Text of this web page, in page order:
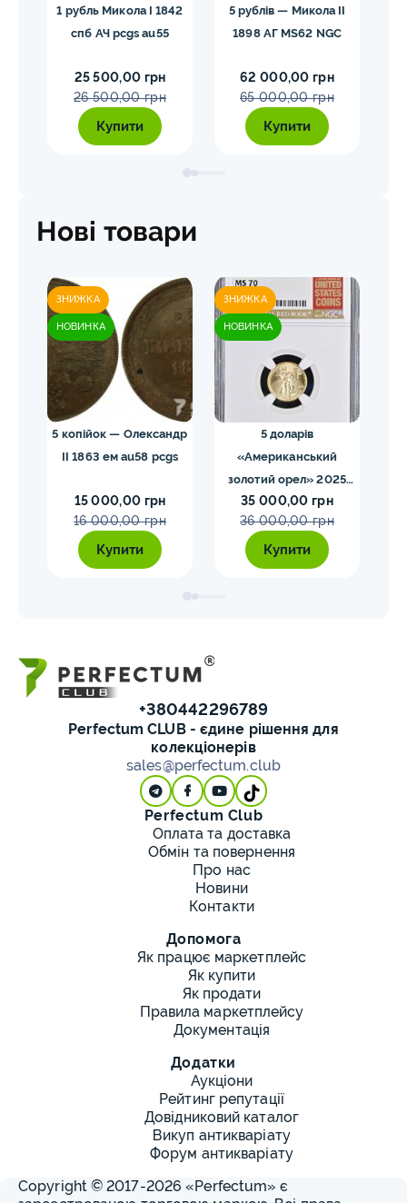
1 рубль Микола I 1842
спб АЧ pcgs au55
25 500,00 грн
26 500,00 грн
Купити
5 рублів — Микола II
1898 АГ MS62 NGC
62 000,00 грн
65 000,00 грн
Купити
Нові товари
ЗНИЖКА
НОВИНКА
5 копійок — Олександр
II 1863 ем au58 pcgs
15 000,00 грн
16 000,00 грн
Купити
ЗНИЖКА
НОВИНКА
5 доларів
«Американський
золотий орел» 2025
MS70 NGC орел тип2
35 000,00 грн
36 000,00 грн
Купити
+380442296789
Perfectum CLUB - єдине рішення для
колекціонерів
sales@perfectum.club
Perfectum Club
Оплата та доставка
Обмін та повернення
Про нас
Новини
Контакти
Допомога
Як працює маркетплейс
Як купити
Як продати
Правила маркетплейсу
Документація
Додатки
Аукціони
Рейтинг репутації
Довідниковий каталог
Викуп антикваріату
Форум антикваріату
Copyright © 2017-2026 «Perfectum» є